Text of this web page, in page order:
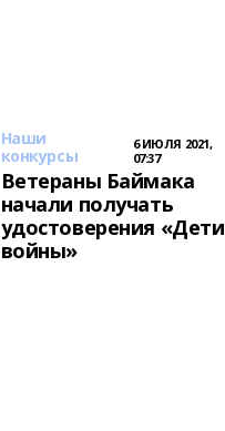
Наши
конкурсы
6 ИЮЛЯ 2021,
07:37
Ветераны Баймака
начали получать
удостоверения «Дети
войны»